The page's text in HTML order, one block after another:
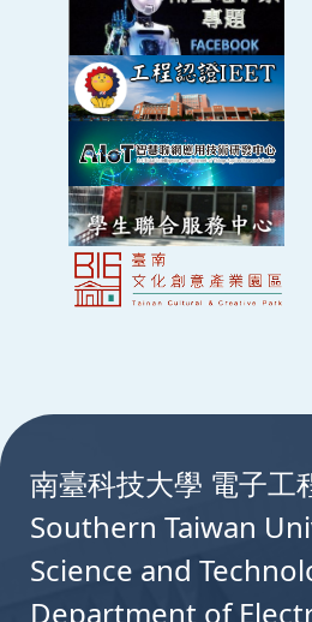
南臺科技大學 電子工
Southern Taiwan
Science and
Department of